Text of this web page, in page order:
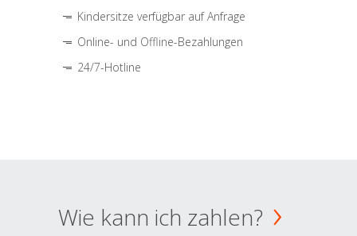
Kindersitze verfügbar auf Anfrage
Online- und Offline-Bezahlungen
24/7-Hotline
Wie kann ich zahlen?